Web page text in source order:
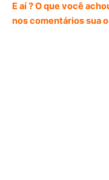
E aí ? O que você
nos comentários sua